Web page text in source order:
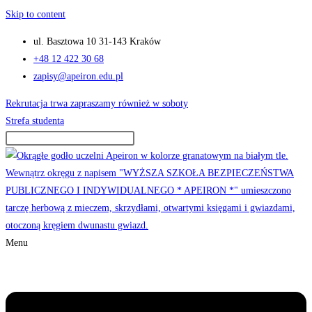
Skip to content
ul. Basztowa 10 31-143 Kraków
+48 12 422 30 68
zapisy@apeiron.edu.pl
Rekrutacja trwa zapraszamy również w soboty
Strefa studenta
Menu